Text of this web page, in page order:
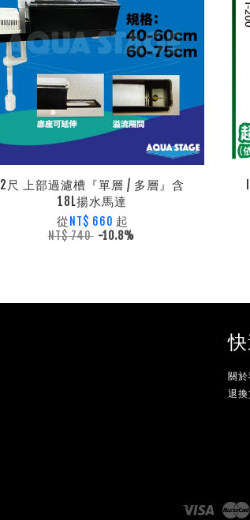
2尺 上部過濾槽『單層 / 多層』含
18L揚水馬達
從 NT$ 660 起
NT$ 740 -10.8%
關
退
Visa